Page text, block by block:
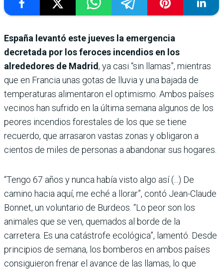
España levantó este jueves la emergencia
decretada por los feroces incendios en los
alrededores de Madrid, ya casi “sin llamas”, mientras
que en Francia unas gotas de lluvia y una bajada de
temperaturas alimentaron el optimismo. Ambos países
vecinos han sufrido en la última semana algunos de los
peores incendios forestales de los que se tiene
recuerdo, que arrasaron vastas zonas y obligaron a
cientos de miles de personas a abandonar sus hogares.
“Tengo 67 años y nunca había visto algo así (...) De
camino hacia aquí, me eché a llorar”, contó Jean-Claude
Bonnet, un voluntario de Burdeos. “Lo peor son los
animales que se ven, quemados al borde de la
carretera. Es una catástrofe ecológica”, lamentó. Desde
principios de semana, los bomberos en ambos países
consiguieron frenar el avance de las llamas, lo que